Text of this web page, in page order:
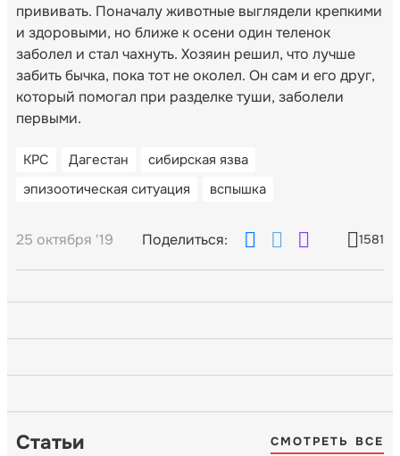
прививать. Поначалу животные выглядели крепкими
и здоровыми, но ближе к осени один теленок
заболел и стал чахнуть. Хозяин решил, что лучше
забить бычка, пока тот не околел. Он сам и его друг,
который помогал при разделке туши, заболели
первыми.
КРС Дагестан
сибирская язва
эпизоотическая ситуация
вспышка
25 октября '19 Поделиться: 1581
Статьи СМОТРЕТЬ ВСЕ